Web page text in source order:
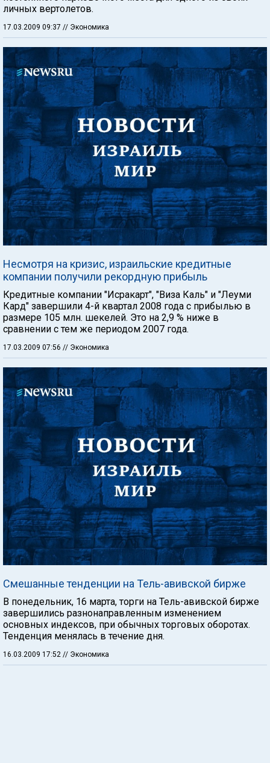
личных вертолетов.
17.03.2009 09:37 // Экономика
Несмотря на кризис, израильские кредитные
компании получили рекордную прибыль
Кредитные компании "Исракарт", "Виза Каль" и "Леуми
Кард" завершили 4-й квартал 2008 года с прибылью в
размере 105 млн. шекелей. Это на 2,9 % ниже в
сравнении с тем же периодом 2007 года.
17.03.2009 07:56 // Экономика
Смешанные тенденции на Тель-авивской бирже
В понедельник, 16 марта, торги на Тель-авивской бирже
завершились разнонаправленным изменением
основных индексов, при обычных торговых оборотах.
Тенденция менялась в течение дня.
16.03.2009 17:52 // Экономика